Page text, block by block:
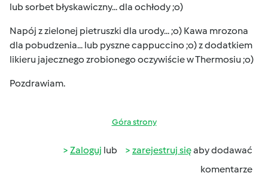
lub sorbet błyskawiczny... dla ochłody ;o)
Napój z zielonej pietruszki dla urody... ;o) Kawa mrozona
dla pobudzenia... lub pyszne cappuccino ;o) z dodatkiem
likieru jajecznego zrobionego oczywiście w Thermosiu ;o)
Pozdrawiam.
Góra strony
Zaloguj lub zarejestruj sięaby dodawać
komentarze